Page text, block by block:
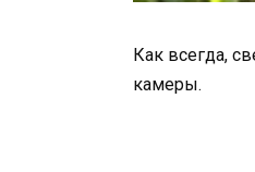
Как всегда,
камеры.